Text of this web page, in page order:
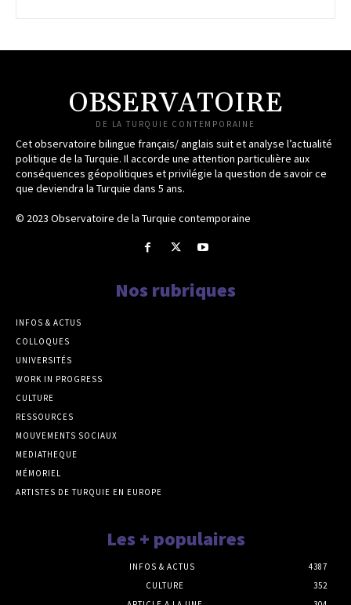
OBSERVATOIRE
DE LA TURQUIE CONTEMPORAINE
Cet observatoire bilingue français/ anglais suit et analyse l’actualité
politique de la Turquie. Il accorde une attention particulière aux
conséquences géopolitiques et privilégie la question de savoir ce
que deviendra la Turquie dans 5 ans.
© 2023 Observatoire de la Turquie contemporaine
Nos rubriques
INFOS & ACTUS
COLLOQUES
UNIVERSITÉS
WORK IN PROGRESS
CULTURE
RESSOURCES
MOUVEMENTS SOCIAUX
MEDIATHEQUE
MÉMORIEL
ARTISTES DE TURQUIE EN EUROPE
Les + populaires
INFOS & ACTUS
4387
CULTURE
352